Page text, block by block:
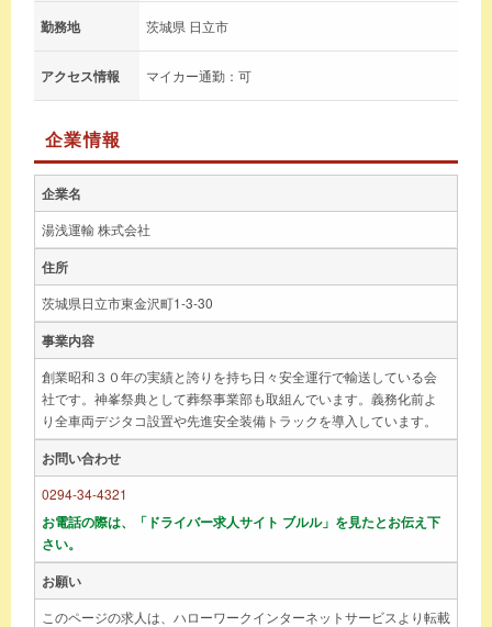
勤務地 茨城県 日立市
アクセス情報 マイカー通勤：可
企業情報
企業名
湯浅運輸 株式会社
住所
茨城県日立市東金沢町1-3-30
事業内容
創業昭和３０年の実績と誇りを持ち日々安全運行で輸送している会
社です。神峯祭典として葬祭事業部も取組んでいます。義務化前よ
り全車両デジタコ設置や先進安全装備トラックを導入しています。
お問い合わせ
0294-34-4321
お電話の際は、「ドライバー求人サイト ブルル」を見たとお伝え下
さい。
お願い
このページの求人は、ハローワークインターネットサービスより転載